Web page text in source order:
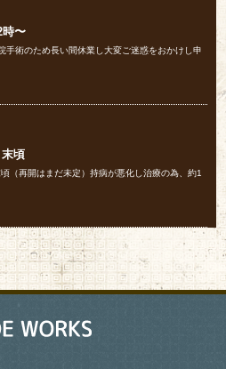
時〜
手術のため長い間休業し大変ご迷惑をおかけし申
頃
（再開はまだ未定）⁡持病が悪化し治療の為、約1